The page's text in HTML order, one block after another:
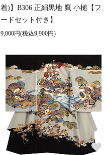
着)】B306 正絹黒地 鷹 小槌【フ
ードセット付き】
9,000円(税込9,900円)